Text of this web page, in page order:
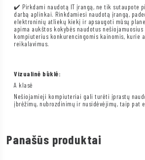
✔️ Pirkdami naudotą IT įrangą, ne tik sutaupote
darbą aplinkai. Rinkdamiesi naudotą įrangą,
elektroninių atliekų kiekį ir apsaugoti mūsų
apima aukštos kokybės naudotus
kompiuterius konkurencingomis kainomis, kurie
reikalavimus.
Vizualinė būklė:
A klasė
Nešiojamieji kompiuteriai gali turėti įprastų
įbrėžimų, nubrozdinimų ir nusidėvėjimų, taip pat
Panašūs produktai